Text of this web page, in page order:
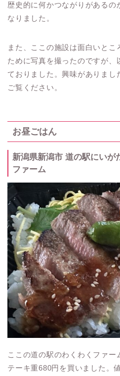
歴史的に何かつながりがあるの
なりました。
また、ここの施設は面白いとこ
ために写真を撮ったのですが、
ておりました。興味がありまし
ご覧ください。
お昼ごはん
新潟県新潟市 道の駅にいが
ファーム
ここの道の駅のわくわくファー
テーキ重680円を買いました。